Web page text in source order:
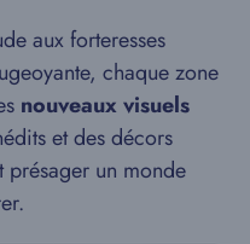
aux forteresses
chaque zone
nouveaux visuels
et des décors
présager un monde